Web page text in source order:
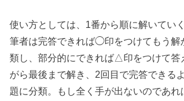
使い方としては、1番から順に解いてい
筆者は完答できれば◯印をつけてもう解
類し、部分的にできれば△印をつけて答
がら最後まで解き、2回目で完答できる
題に分類。もし全く手が出ないのであれ